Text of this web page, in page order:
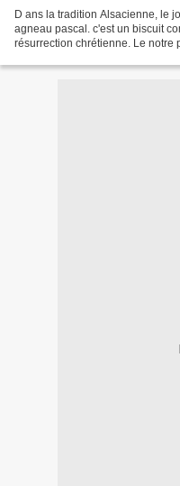
D ans la tradition Alsacienne, le
agneau pascal. c'est un biscuit
résurrection chrétienne. Le notre